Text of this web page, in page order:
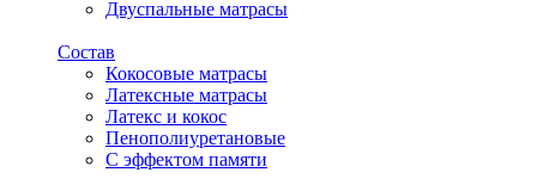
Двуспальные матрасы
Состав
Кокосовые матрасы
Латексные матрасы
Латекс и кокос
Пенополиуретановые
С эффектом памяти